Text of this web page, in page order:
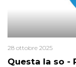
Questa la so -
28 ottobre 2025